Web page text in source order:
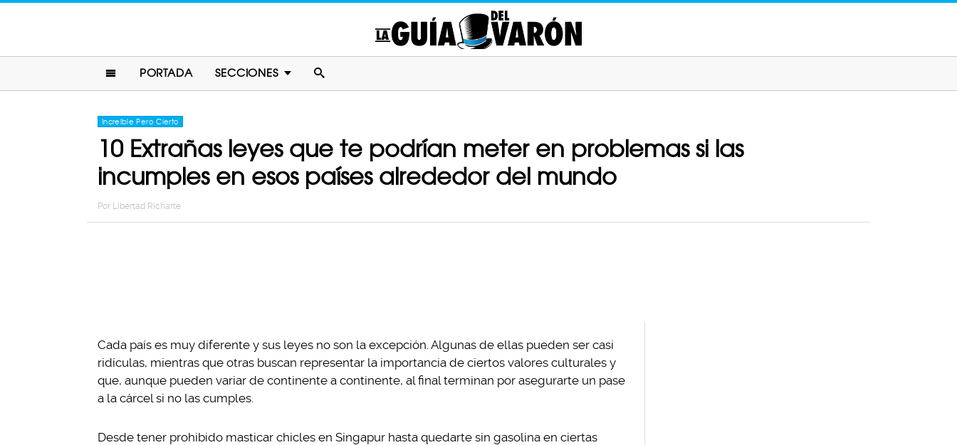
PORTADA SECCIONES
Increíble Pero Cierto
10 Extrañas leyes que te podrían meter en problemas si las
incumples en esos países alrededor del mundo
Por Libertad Richarte
Cada país es muy diferente y sus leyes no son la excepción. Algunas de ellas pueden ser casi
ridículas, mientras que otras buscan representar la importancia de ciertos valores culturales y
que, aunque pueden variar de continente a continente, al final terminan por asegurarte un pase
a la cárcel si no las cumples.
Desde tener prohibido masticar chicles en Singapur hasta quedarte sin gasolina en ciertas